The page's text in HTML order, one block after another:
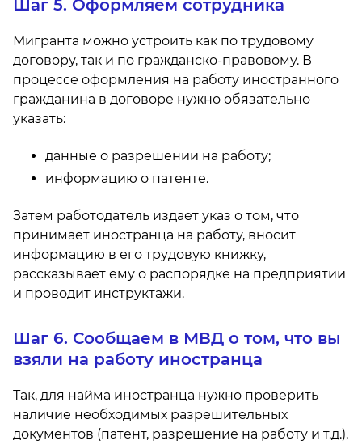
Шаг 5. Оформляем сотрудника
Мигранта можно устроить как по трудовому
договору, так и по гражданско-правовому. В
процессе оформления на работу иностранного
гражданина в договоре нужно обязательно
указать:
данные о разрешении на работу;
информацию о патенте.
Затем работодатель издает указ о том, что
принимает иностранца на работу, вносит
информацию в его трудовую книжку,
рассказывает ему о распорядке на предприятии
и проводит инструктажи.
Шаг 6. Сообщаем в МВД о том, что вы
взяли на работу иностранца
Так, для найма иностранца нужно проверить
наличие необходимых разрешительных
документов (патент, разрешение на работу и т.д.),